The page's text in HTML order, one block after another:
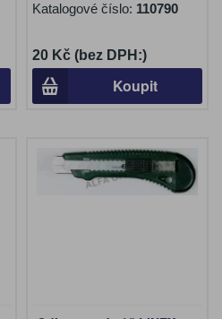
Katalogové číslo: 110790
20 Kč (bez DPH:)
Koupit